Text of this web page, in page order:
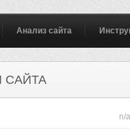
Анализ сайта
САЙТА
n/a